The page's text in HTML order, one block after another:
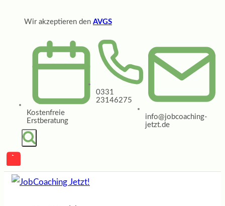
Wir akzeptieren den AVGS
Kostenfreie
Erstberatung
0331
23146275
info@jobcoaching-
jetzt.de